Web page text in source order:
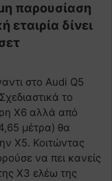
παρουσίαση
εταιρία δίνει
στο Audi Q5
το
X6 αλλά από
μέτρα) θα
Χ5. Κοιτώντας
να πει κανείς
X3 ελέω της